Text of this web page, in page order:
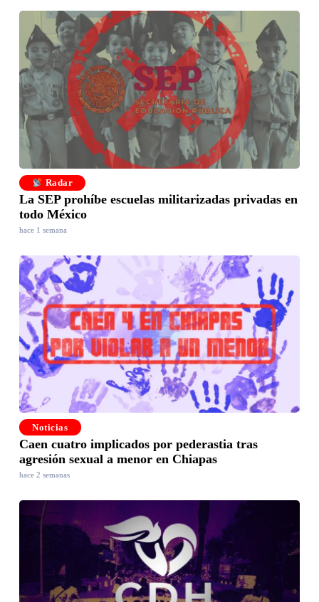
Radar
La SEP prohíbe escuelas militarizadas privadas en
todo México
hace 1 semana
Noticias
Caen cuatro implicados por pederastia tras
agresión sexual a menor en Chiapas
hace 2 semanas